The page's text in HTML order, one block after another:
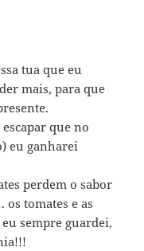
tua que eu
mais, para que
que no
eu ganharei
perdem o sabor
tomates e as
sempre guardei,